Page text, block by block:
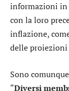
informazioni in
con la loro
inflazione,
delle
Sono
“Diversi